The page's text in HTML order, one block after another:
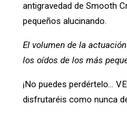
antigravedad de Smooth
pequeños alucinando.
El volumen de la
los oídos de los más
¡No puedes perdértelo…
disfrutaréis como nunca